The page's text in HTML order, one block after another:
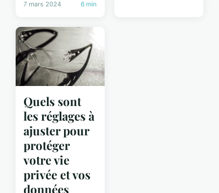
7 mars 2024 6 min
Quels sont
les réglages à
ajuster pour
protéger
votre vie
privée et vos
données